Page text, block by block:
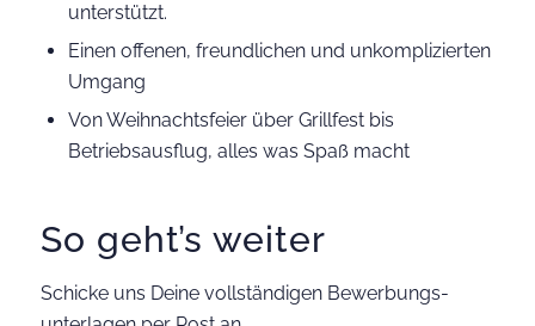
unterstützt.
Einen offenen, freundlichen und unkomplizierten
Umgang
Von Weihnachtsfeier über Grillfest bis
Betriebsausflug, alles was Spaß macht
So geht’s weiter
Schicke uns Deine vollständigen Bewerbungs­